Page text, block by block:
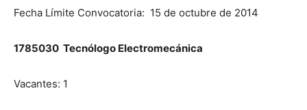
Fecha Límite Convocatoria: 15 de octubre de 2014
1785030 Tecnólogo Electromecánica
Vacantes: 1